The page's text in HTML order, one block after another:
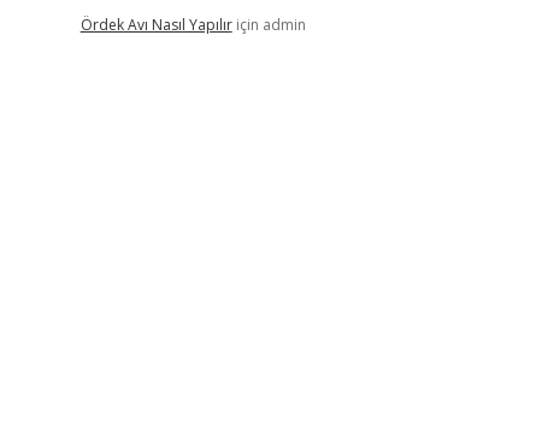
Ördek Avı Nasıl Yapılıriçin admin